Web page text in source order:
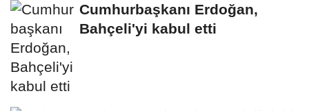
Cumhurbaşkanı Erdoğan,
Bahçeli'yi kabul etti